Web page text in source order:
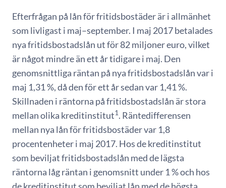
Efterfrågan på lån för fritidsbostäder är i allmänhet
som livligast i maj–september. I maj 2017 betalades
nya fritidsbostadslån ut för 82 miljoner euro, vilket
är något mindre än ett år tidigare i maj. Den
genomsnittliga räntan på nya fritidsbostadslån var i
maj 1,31 %, då den för ett år sedan var 1,41 %.
Skillnaden i räntorna på fritidsbostadslån är stora
mellan olika kreditinstitut1. Räntedifferensen
mellan nya lån för fritidsbostäder var 1,8
procentenheter i maj 2017. Hos de kreditinstitut
som beviljat fritidsbostadslån med de lägsta
räntorna låg räntan i genomsnitt under 1 % och hos